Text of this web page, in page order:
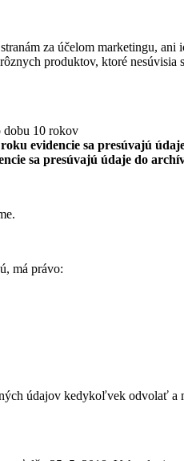
za účelom marketingu,
produktov, ktoré
dobu 10 rokov
evidencie sa presúvajú
sa presúvajú údaje do
má právo:
údajov kedykoľvek odvolať